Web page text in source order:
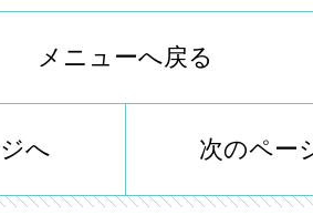
メニューへ戻る
へ 次のペー